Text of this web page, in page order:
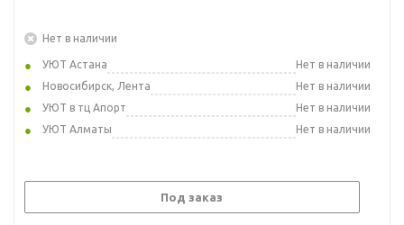
Нет в наличии
УЮТ Астана
Нет в наличии
Новосибирск, Лента
Нет в наличии
УЮТ в тц Апорт
Нет в наличии
УЮТ Алматы
Нет в наличии
Под заказ